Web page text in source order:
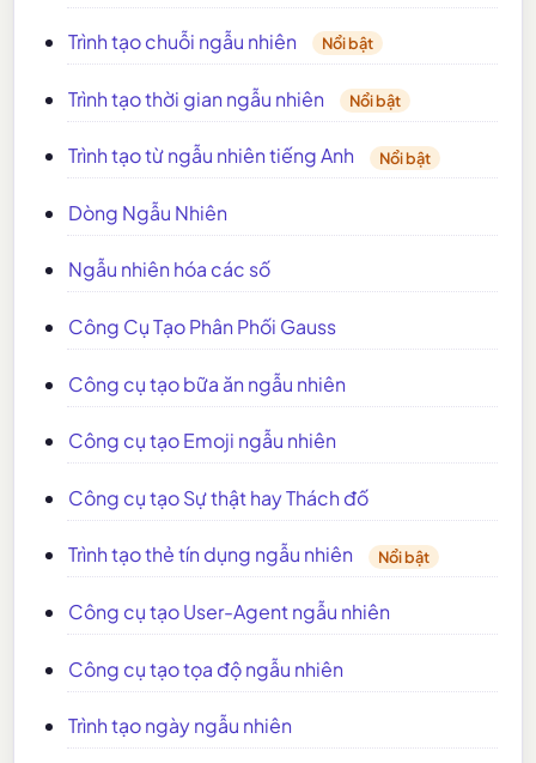
Trình tạo chuỗi ngẫu nhiên Nổi bật
Trình tạo thời gian ngẫu nhiên Nổi bật
Trình tạo từ ngẫu nhiên tiếng Anh Nổi bật
Dòng Ngẫu Nhiên
Ngẫu nhiên hóa các số
Công Cụ Tạo Phân Phối Gauss
Công cụ tạo bữa ăn ngẫu nhiên
Công cụ tạo Emoji ngẫu nhiên
Công cụ tạo Sự thật hay Thách đố
Trình tạo thẻ tín dụng ngẫu nhiên Nổi bật
Công cụ tạo User-Agent ngẫu nhiên
Công cụ tạo tọa độ ngẫu nhiên
Trình tạo ngày ngẫu nhiên